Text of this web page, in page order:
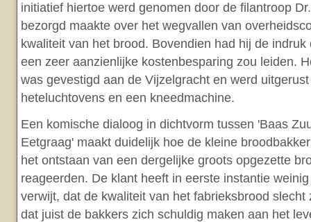
initiatief hiertoe werd genomen door de filantroop
bezorgd maakte over het wegvallen van
kwaliteit van het brood. Bovendien had hij de
een zeer aanzienlijke kostenbesparing zou leiden.
was gevestigd aan de Vijzelgracht en werd
heteluchtovens en een kneedmachine.
Een komische dialoog in dichtvorm tussen 'Baas
Eetgraag' maakt duidelijk hoe de kleine
het ontstaan van een dergelijke groots opgezette
reageerden. De klant heeft in eerste instantie
verwijt, dat de kwaliteit van het fabrieksbrood slecht
dat juist de bakkers zich schuldig maken aan het